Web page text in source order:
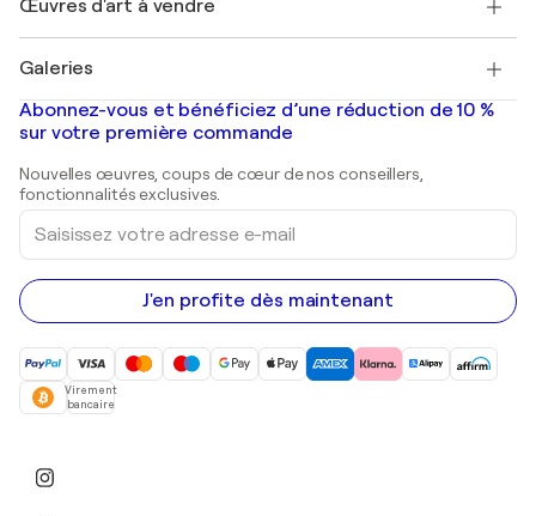
Marc Chagall
Banksy
Mr. Brainwash
Shepard Fairey
Œuvres d'art à vendre
Tableaux abstraits à vendre
Peintures de paysage
Estampes
Peintures acryliques
Galeries
Galeries d'art en France
Galeries d'art en Belgique
Abonnez-vous et bénéficiez d’une réduction de 10 %
sur votre première commande
Nouvelles œuvres, coups de cœur de nos conseillers,
fonctionnalités exclusives.
Saisissez
votre
adresse
e-
mail
J'en profite dès maintenant
Virement
bancaire